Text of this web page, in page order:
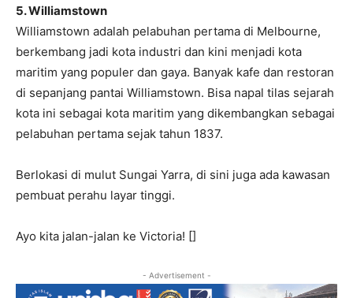
5. Williamstown
Williamstown adalah pelabuhan pertama di Melbourne,
berkembang jadi kota industri dan kini menjadi kota
maritim yang populer dan gaya. Banyak kafe dan restoran
di sepanjang pantai Williamstown. Bisa napal tilas sejarah
kota ini sebagai kota maritim yang dikembangkan sebagai
pelabuhan pertama sejak tahun 1837.
Berlokasi di mulut Sungai Yarra, di sini juga ada kawasan
pembuat perahu layar tinggi.
Ayo kita jalan-jalan ke Victoria! []
- Advertisement -